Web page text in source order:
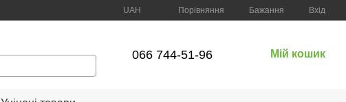
UAH Порівняння Бажання Вхід
066 744-51-96 Мій кошик